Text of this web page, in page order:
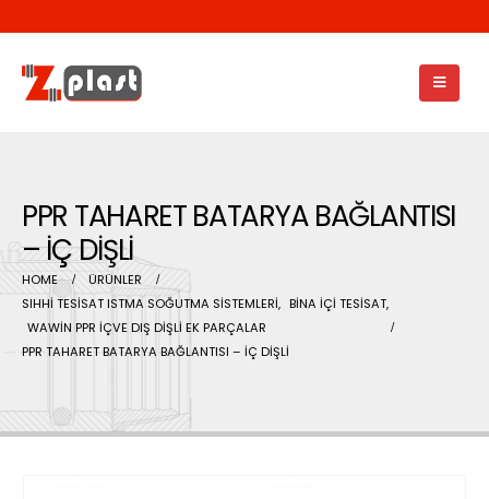
PPR TAHARET BATARYA BAĞLANTISI
– İÇ DİŞLİ
HOME
ÜRÜNLER
SIHHİ TESİSAT ISTMA SOĞUTMA SİSTEMLERİ, BİNA İÇİ TESİSAT,
WAWİN PPR İÇVE DIŞ DİŞLİ EK PARÇALAR
PPR TAHARET BATARYA BAĞLANTISI – İÇ DİŞLİ